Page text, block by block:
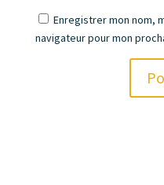
Enregistrer mon nom,
navigateur pour mon